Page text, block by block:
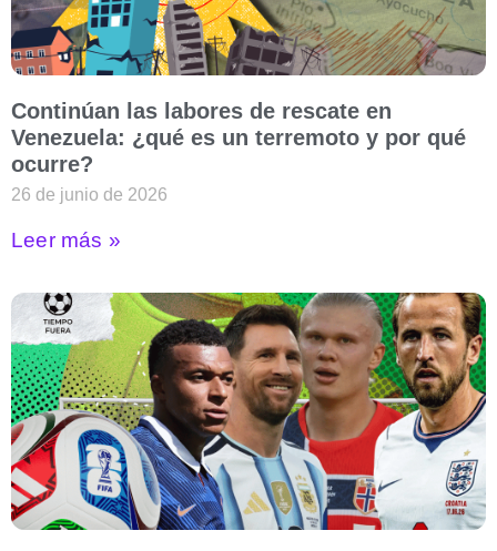
Continúan las labores de rescate en
Venezuela: ¿qué es un terremoto y por qué
ocurre?
26 de junio de 2026
Leer más »